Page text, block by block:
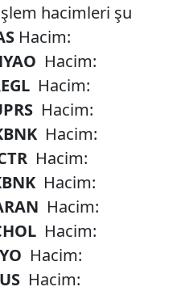
hacimleri şu
Hacim:
Hacim:
Hacim:
Hacim:
Hacim:
Hacim:
Hacim:
Hacim:
Hacim:
Hacim:
Hacim: